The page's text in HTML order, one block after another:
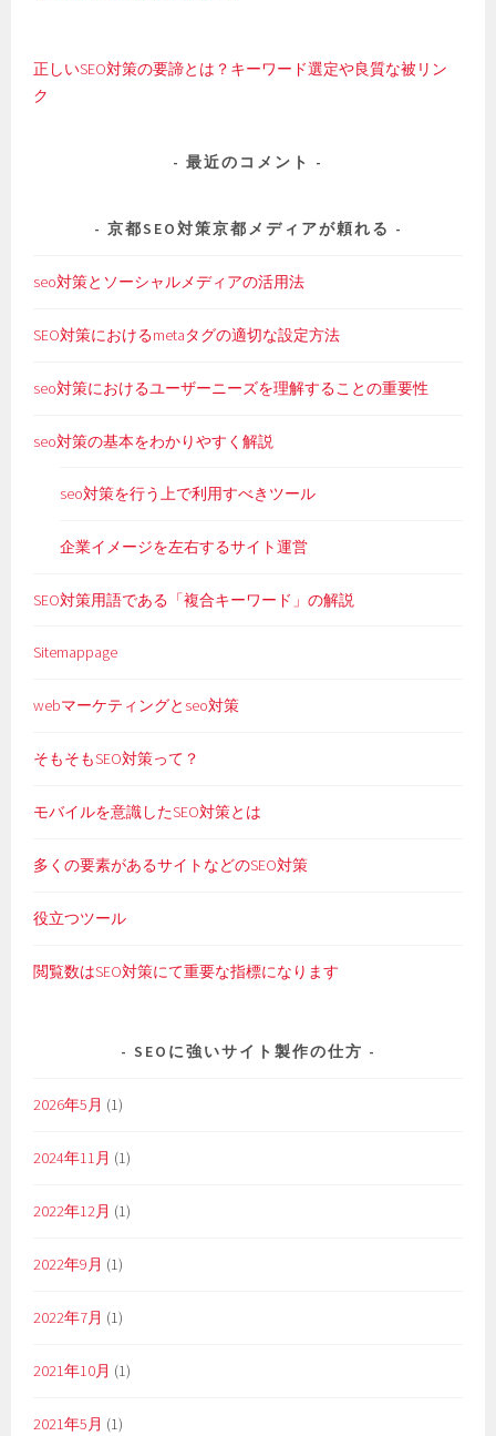
正しいSEO対策の要諦とは？キーワード選定や良質な被リン
ク
最近のコメント
京都SEO対策京都メディアが頼れる
seo対策とソーシャルメディアの活用法
SEO対策におけるmetaタグの適切な設定方法
seo対策におけるユーザーニーズを理解することの重要性
seo対策の基本をわかりやすく解説
seo対策を行う上で利用すべきツール
企業イメージを左右するサイト運営
SEO対策用語である「複合キーワード」の解説
Sitemappage
webマーケティングとseo対策
そもそもSEO対策って？
モバイルを意識したSEO対策とは
多くの要素があるサイトなどのSEO対策
役立つツール
閲覧数はSEO対策にて重要な指標になります
SEOに強いサイト製作の仕方
2026年5月 (1)
2024年11月 (1)
2022年12月 (1)
2022年9月 (1)
2022年7月 (1)
2021年10月 (1)
2021年5月 (1)